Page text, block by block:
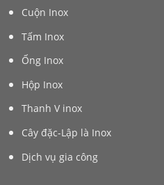
Cuộn Inox
Tấm Inox
Ống Inox
Hộp Inox
Thanh V inox
Cây đặc-Lập là Inox
Dịch vụ gia công